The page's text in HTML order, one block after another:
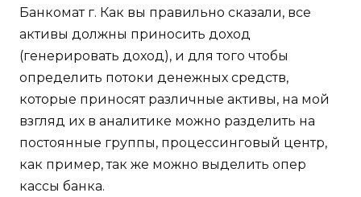
Банкомат г. Как вы правильно сказали, все
активы должны приносить доход
(генерировать доход), и для того чтобы
определить потоки денежных средств,
которые приносят различные активы, на мой
взгляд их в аналитике можно разделить на
постоянные группы, процессинговый центр,
как пример, так же можно выделить опер
кассы банка.